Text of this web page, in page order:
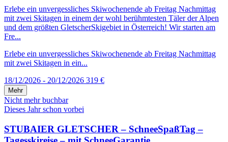
Erlebe ein unvergessliches Skiwochenende ab Freitag Nachmittag
mit zwei Skitagen in einem der wohl berühmtesten Täler der Alpen
und dem größten GletscherSkigebiet in Österreich! Wir starten am
Fre...
Erlebe ein unvergessliches Skiwochenende ab Freitag Nachmittag
mit zwei Skitagen in ein...
18/12/2026 - 20/12/2026 319 €
Mehr
Nicht mehr buchbar
Dieses Jahr schon vorbei
STUBAIER GLETSCHER – SchneeSpaßTag –